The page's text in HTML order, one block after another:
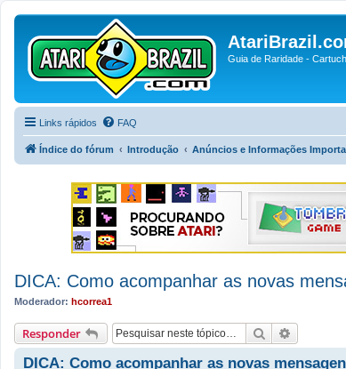
Guia de Raridade -
Links rápidos FAQ
Índice do fórum Introdução Anúncios e Informações
DICA: Como acompanhar as novas
Moderador: hcorrea1
Responder Pesquisar
DICA: Como acompanhar as novas